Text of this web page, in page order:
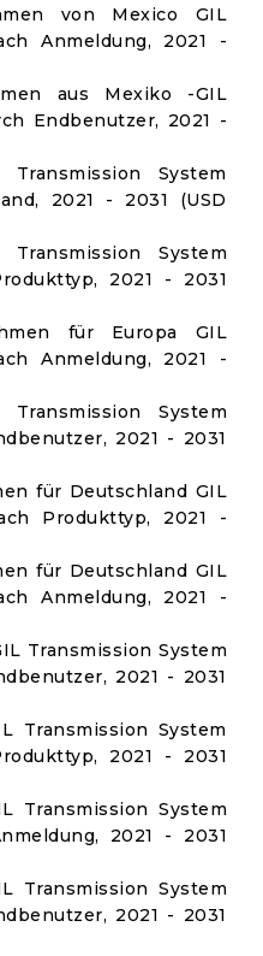
von Mexico GIL
Anmeldung, 2021 -
aus Mexiko -GIL
Endbenutzer, 2021 -
System
2021 - 2031 (USD
System
2021 - 2031
für Europa GIL
Anmeldung, 2021 -
System
2021 - 2031
für Deutschland GIL
Produkttyp, 2021 -
für Deutschland GIL
Anmeldung, 2021 -
Transmission System
2021 - 2031
Transmission System
2021 - 2031
Transmission System
2021 - 2031
Transmission System
2021 - 2031